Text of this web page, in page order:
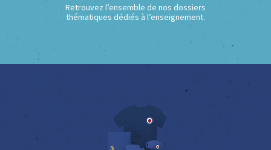
Retrouvez l’ensemble de nos dossiers
thématiques dédiés à l’enseignement.